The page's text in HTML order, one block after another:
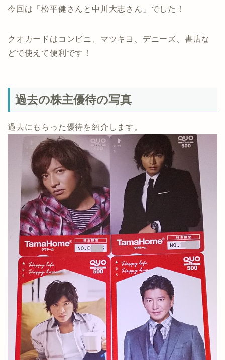
今回は「松平健さんと中川大志さん」でした！
クオカードはコンビニ、マツキヨ、デニーズ、書店な
どで使えて便利です！
過去の株主優待の写真
過去にもらった優待を紹介します。